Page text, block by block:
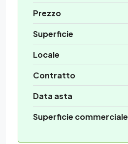
Prezzo
Superficie
Locale
Contratto
Data asta
Superficie commerciale